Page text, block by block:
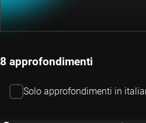
8 approfondimenti
Solo approfondimenti in